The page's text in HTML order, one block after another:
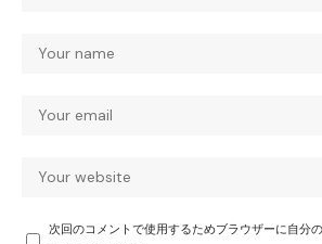
次回のコメントで使用するためブラウザーに自分